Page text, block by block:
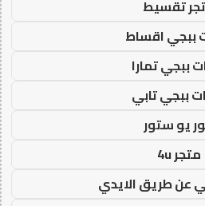
تقسيط
ببجي اقساط
ببجي تمارا
ببجي تابي
يو ستور
متجر 4u
عن طريق الايدي